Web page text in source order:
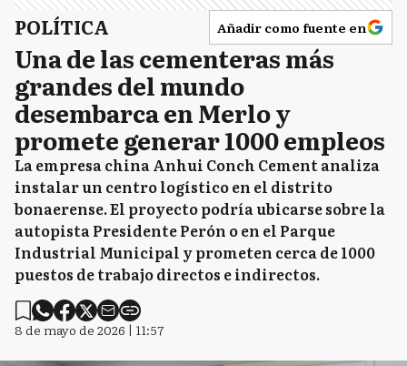
POLÍTICA Añadir como fuente en
Una de las cementeras más
grandes del mundo
desembarca en Merlo y
promete generar 1000 empleos
La empresa china Anhui Conch Cement analiza
instalar un centro logístico en el distrito
bonaerense. El proyecto podría ubicarse sobre la
autopista Presidente Perón o en el Parque
Industrial Municipal y prometen cerca de 1000
puestos de trabajo directos e indirectos.
8 de mayo de 2026 | 11:57